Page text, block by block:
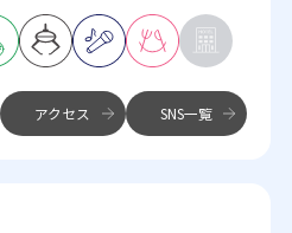
アクセス SNS一覧